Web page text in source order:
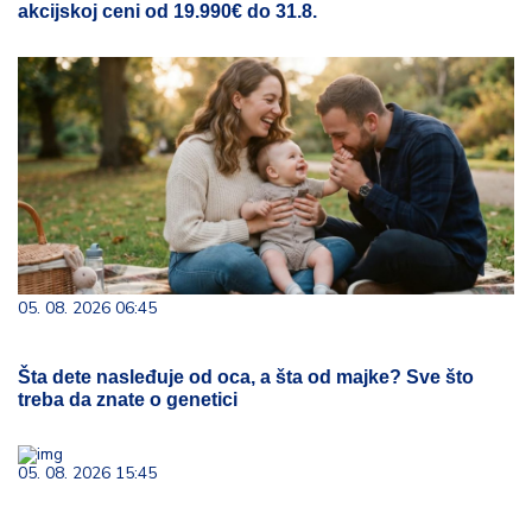
akcijskoj ceni od 19.990€ do 31.8.
05. 08. 2026 06:45
Šta dete nasleđuje od oca, a šta od majke? Sve što
treba da znate o genetici
05. 08. 2026 15:45